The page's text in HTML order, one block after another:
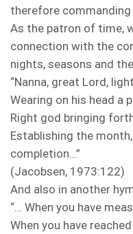
therefore commanding
As the patron of time,
connection with the
nights, seasons and
“Nanna, great Lord,
Wearing on his head a
Right god bringing
Establishing the
completion…”
(Jacobsen, 1973:122)
And also in another
“… When you have
When you have